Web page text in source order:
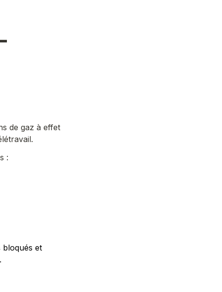
de gaz à effet
:
bloqués et
.